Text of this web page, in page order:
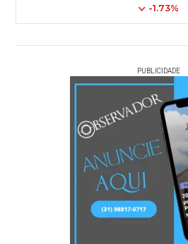
-1.73%
PUBLICIDADE